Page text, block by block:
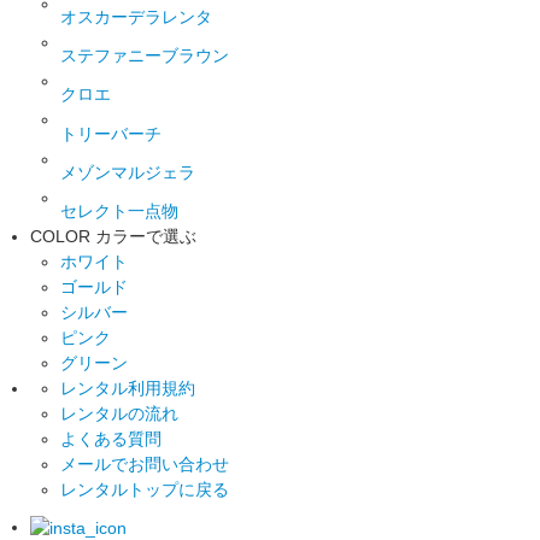
オスカーデラレンタ
ステファニーブラウン
クロエ
トリーバーチ
メゾンマルジェラ
セレクト一点物
COLOR カラーで選ぶ
ホワイト
ゴールド
シルバー
ピンク
グリーン
レンタル利用規約
レンタルの流れ
よくある質問
メールでお問い合わせ
レンタルトップに戻る